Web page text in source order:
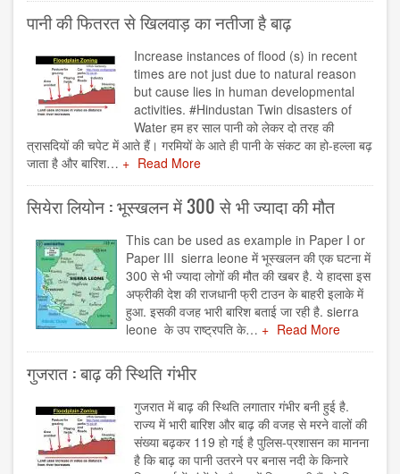
पानी की फितरत से खिलवाड़ का नतीजा है बाढ़
Increase instances of flood (s) in recent
times are not just due to natural reason
but cause lies in human developmental
activities. #Hindustan Twin disasters of
Water हम हर साल पानी को लेकर दो तरह की
त्रासदियों की चपेट में आते हैं। गरमियों के आते ही पानी के संकट का हो-हल्ला बढ़
जाता है और बारिश…
Read More
सियेरा लियोन : भूस्खलन में 300 से भी ज्यादा की मौत
This can be used as example in Paper I or
Paper III sierra leone में भूस्खलन की एक घटना में
300 से भी ज्यादा लोगों की मौत की खबर है. ये हादसा इस
अफ्रीकी देश की राजधानी फ्री टाउन के बाहरी इलाके में
हुआ. इसकी वजह भारी बारिश बताई जा रही है. sierra
leone के उप राष्ट्रपति के…
Read More
गुजरात : बाढ़ की स्थिति गंभीर
गुजरात में बाढ़ की स्थिति लगातार गंभीर बनी हुई है.
राज्य में भारी बारिश और बाढ़ की वजह से मरने वालों की
संख्या बढ़कर 119 हो गई है पुलिस-प्रशासन का मानना
है कि बाढ़ का पानी उतरने पर बनास नदी के किनारे